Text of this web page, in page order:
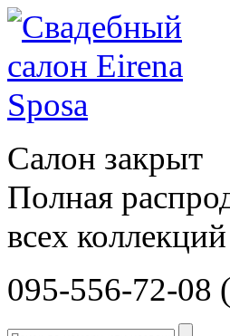
Салон закрыт
Полная
всех коллекций
095-556-72-08